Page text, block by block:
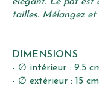
tailles. Mélangez et
DIMENSIONS
- ∅ intérieur : 9.5
- ∅ extérieur : 15 cm